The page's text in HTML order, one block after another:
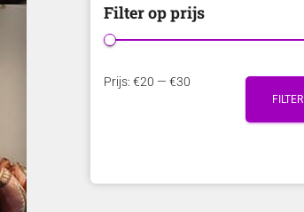
Filter op prijs
FILTER
Prijs: €20 — €30